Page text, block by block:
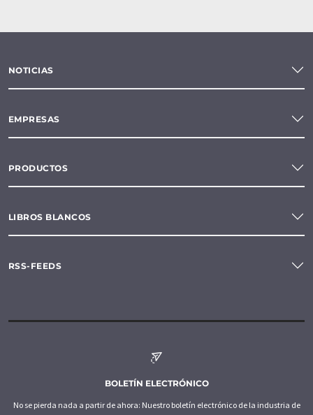
NOTICIAS
EMPRESAS
PRODUCTOS
LIBROS BLANCOS
RSS-FEEDS
BOLETÍN ELECTRÓNICO
No se pierda nada a partir de ahora: Nuestro boletín electrónico de la industria de